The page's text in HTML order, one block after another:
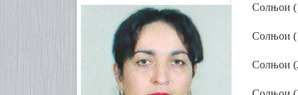
Солњои
Солњои
Солњои